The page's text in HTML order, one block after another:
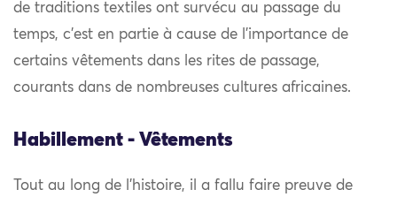
de traditions textiles ont survécu au passage du
temps, c’est en partie à cause de l’importance de
certains vêtements dans les rites de passage,
courants dans de nombreuses cultures africaines.
Habillement - Vêtements
Tout au long de l’histoire, il a fallu faire preuve de